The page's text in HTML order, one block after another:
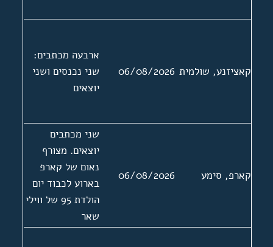
קאציזנע, שולמית 06/08/2026
ארבעה מכתבים:
שני נכנסים ושני
יוצאים
קארפ, סימע 06/08/2026
שני מכתבים
יוצאים. מצורף
נאום של קארפ
בארוע לכבוד יום
הולדת 95 של ווילי
שאר